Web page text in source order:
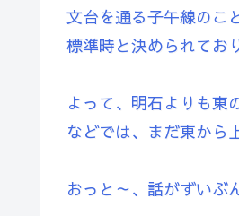
文台を通る子午線のこ
標準時と決められてお
よって、明石よりも東
などでは、まだ東から
おっと～、話がずいぶ